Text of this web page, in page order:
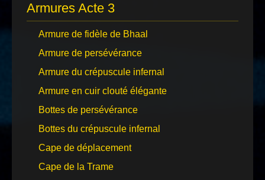
Armures Acte 3
Armure de fidèle de Bhaal
Armure de persévérance
Armure du crépuscule infernal
Armure en cuir clouté élégante
Bottes de persévérance
Bottes du crépuscule infernal
Cape de déplacement
Cape de la Trame